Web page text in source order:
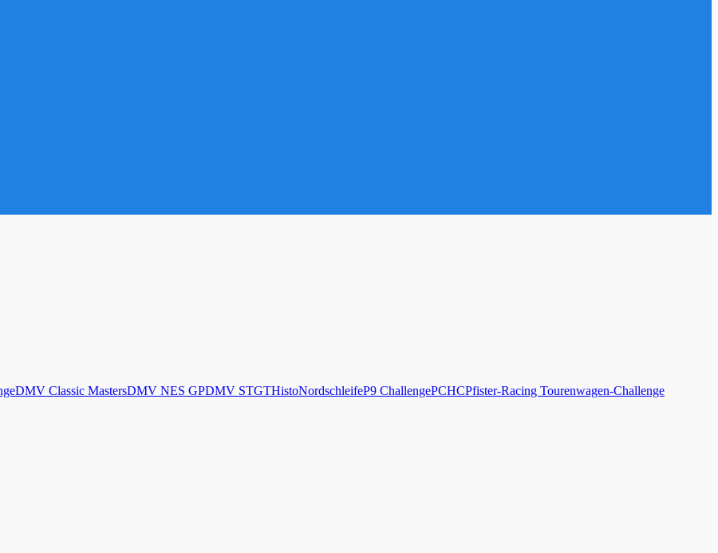
DMV Classic MastersDMV NES GPDMV STGTHistoNordschleifeP9 ChallengePCHCPfister-Racing Tourenwagen-Challenge